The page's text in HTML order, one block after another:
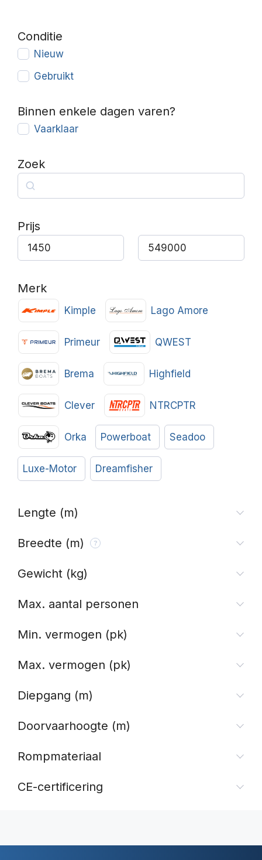
Conditie
Nieuw
Gebruikt
Binnen enkele dagen varen?
Vaarklaar
Zoek
Zoek
Prijs
Merk
Kimple Lago Amore
Primeur QWEST
Brema Highfield
Clever NTRCPTR
Orka Powerboat Seadoo
Luxe-Motor Dreamfisher
Lengte (m)
Breedte (m)
Gewicht (kg)
Max. aantal personen
Min. vermogen (pk)
Max. vermogen (pk)
Diepgang (m)
Doorvaarhoogte (m)
Rompmateriaal
CE-certificering